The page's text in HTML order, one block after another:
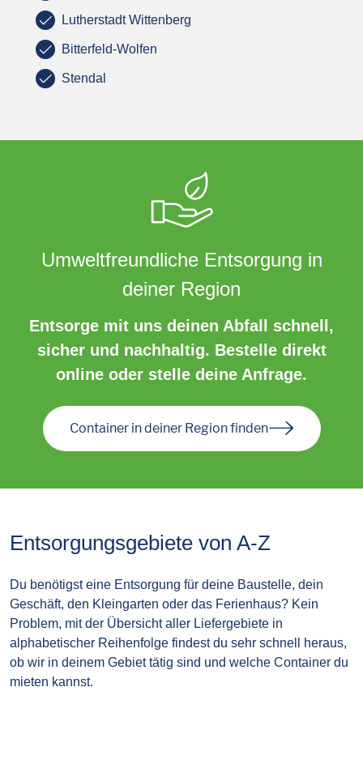
Lutherstadt Wittenberg
Bitterfeld-Wolfen
Stendal
Umweltfreundliche Entsorgung in
deiner Region
Entsorge mit uns deinen Abfall schnell,
sicher und nachhaltig. Bestelle direkt
online oder stelle deine Anfrage.
Container in deiner Region finden
Entsorgungsgebiete von A-Z
Du benötigst eine Entsorgung für deine Baustelle, dein
Geschäft, den Kleingarten oder das Ferienhaus? Kein
Problem, mit der Übersicht aller Liefergebiete in
alphabetischer Reihenfolge findest du sehr schnell heraus,
ob wir in deinem Gebiet tätig sind und welche Container du
mieten kannst.